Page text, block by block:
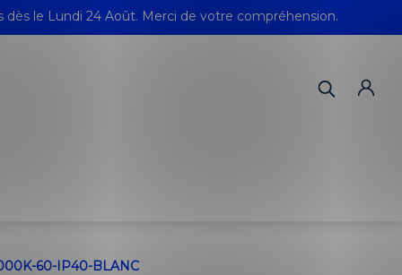
dès le Lundi 24 Août. Merci de votre compréhension.
60-IP40-BLANC